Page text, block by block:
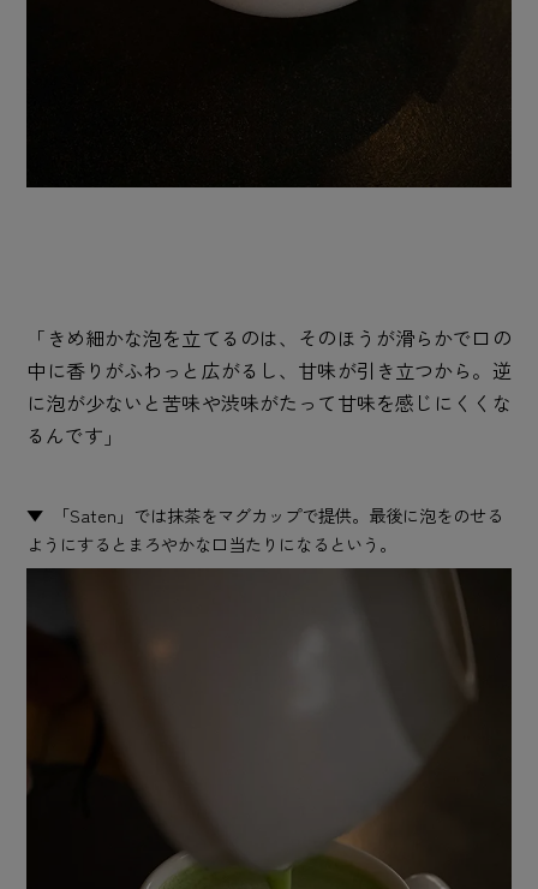
「きめ細かな泡を立てるのは、そのほうが滑らかで口の
中に香りがふわっと広がるし、甘味が引き立つから。逆
に泡が少ないと苦味や渋味がたって甘味を感じにくくな
るんです」
「Saten」では抹茶をマグカップで提供。最後に泡をのせる
ようにするとまろやかな口当たりになるという。